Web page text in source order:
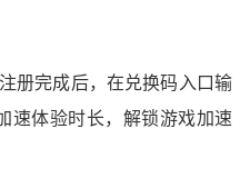
注册完成后，在兑换码入口输
速体验时长，解锁游戏加速